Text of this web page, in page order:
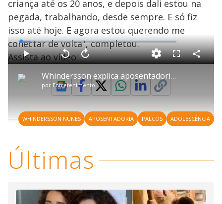
criança até os 20 anos, e depois dali estou na
pegada, trabalhando, desde sempre. E só fiz
isso até hoje. E agora estou querendo me
conectar de volta", completou.
Assista ao vídeo:
P
l
a
y
Whindersson explica aposentadoria em 2022: 'Quero me reconectar'
por Entretenimento
P V
t
a
r
1
0
g
u
n
d
A
n
ç
a
1
g
u
n
o
L
o
a
d
e F C
o
a
r
WHINDERSSON NUNES APOSENTADORIA PALCOS ADOLESCÊNCIA
Últimas